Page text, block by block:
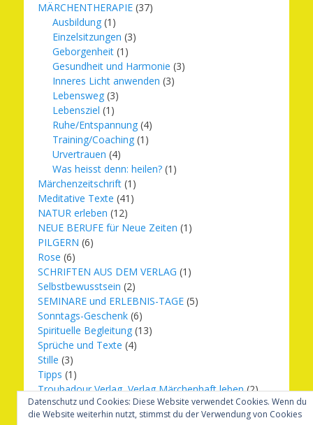
MÄRCHENTHERAPIE (37)
Ausbildung (1)
Einzelsitzungen (3)
Geborgenheit (1)
Gesundheit und Harmonie (3)
Inneres Licht anwenden (3)
Lebensweg (3)
Lebensziel (1)
Ruhe/Entspannung (4)
Training/Coaching (1)
Urvertrauen (4)
Was heisst denn: heilen? (1)
Märchenzeitschrift (1)
Meditative Texte (41)
NATUR erleben (12)
NEUE BERUFE für Neue Zeiten (1)
PILGERN (6)
Rose (6)
SCHRIFTEN AUS DEM VERLAG (1)
Selbstbewusstsein (2)
SEMINARE und ERLEBNIS-TAGE (5)
Sonntags-Geschenk (6)
Spirituelle Begleitung (13)
Sprüche und Texte (4)
Stille (3)
Tipps (1)
Troubadour Verlag, Verlag Märchenhaft leben(2)
Übungen (1)
Urbilder(20)
Datenschutz und Cookies: Diese Website verwendet Cookies. Wenn du
die Website weiterhin nutzt, stimmst du der Verwendung von Cookies